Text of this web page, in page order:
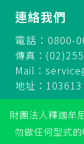
連絡我們
電話：0800-
傳真：
Mail：
地址：
財團法人釋迦牟
勿做任何型式